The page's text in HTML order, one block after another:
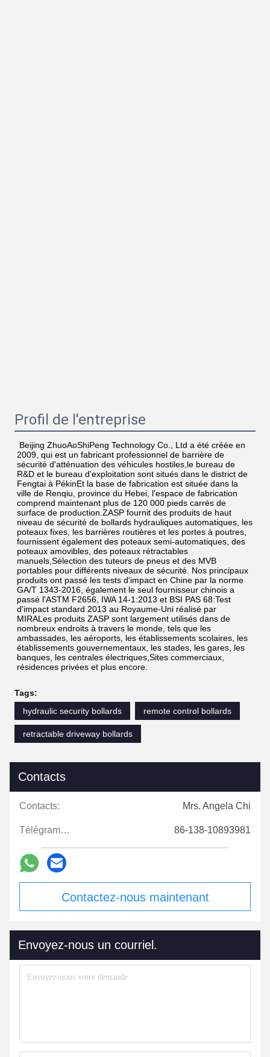
Profil de l'entreprise
Beijing ZhuoAoShiPeng Technology Co., Ltd a été créée en
2009, qui est un fabricant professionnel de barrière de
sécurité d'atténuation des véhicules hostiles,le bureau de
R&D et le bureau d'exploitation sont situés dans le district de
Fengtai à PékinEt la base de fabrication est située dans la
ville de Renqiu, province du Hebei, l'espace de fabrication
comprend maintenant plus de 120 000 pieds carrés de
surface de production.ZASP fournit des produits de haut
niveau de sécurité de bollards hydrauliques automatiques, les
poteaux fixes, les barrières routières et les portes à poutres,
fournissent également des poteaux semi-automatiques, des
poteaux amovibles, des poteaux rétractables
manuels,Sélection des tuteurs de pneus et des MVB
portables pour différents niveaux de sécurité. Nos principaux
produits ont passé les tests d'impact en Chine par la norme
GA/T 1343-2016, également le seul fournisseur chinois a
passé l'ASTM F2656, IWA 14-1:2013 et BSI PAS 68:Test
d'impact standard 2013 au Royaume-Uni réalisé par
MIRALes produits ZASP sont largement utilisés dans de
nombreux endroits à travers le monde, tels que les
ambassades, les aéroports, les établissements scolaires, les
établissements gouvernementaux, les stades, les gares, les
banques, les centrales électriques,Sites commerciaux,
résidences privées et plus encore.
Tags:
hydraulic security bollards
remote control bollards
retractable driveway bollards
Contacts
Contacts: Mrs. Angela Chi
Télégramme: 86-138-10893981
Contactez-nous maintenant
Envoyez-nous un courriel.